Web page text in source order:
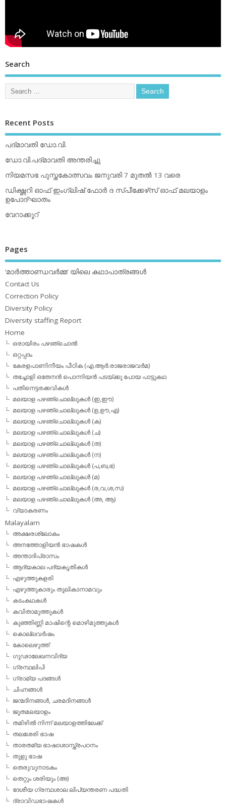
Search
Recent Posts
പദ്മാവതി ഡോ.വി.
ഡോ.വി.പദ്മാവതി അന്തരിച്ചു
നിയമസഭ പുസ്തകോത്സവം ജനുവരി 7 മുതല്‍ 13 വരെ
ഡിക്ഷ്ണറി ഓഫ് ഇംഗ്ലിഷ് ഫോര്‍ ദ സ്പീക്കേഴ്‌സ് ഓഫ് മലയാളം
ഉപോദ്ഘാതം
വേറാക്കൂറ്
Pages
‘മാര്‍ത്താണ്ഡവര്‍മ്മ’ യിലെ കഥാപാത്രങ്ങള്‍
Contact Us
Correction Policy
Diversity Policy
Diversity staffing Report
Home
ഒരായിരം പഴഞ്ചൊല്‍
ഒറ്റപ്പദം
കേരളപാണിനീയം പീഠിക (എ.ആര്‍.രാജരാജവര്‍മ)
തച്ചോളി ഒതേനൻ പൊന്നിയൻ പടയ്‌ക്കു പോയ പാട്ടുകഥ
പതിനെട്ടരക്കവികള്‍
മലയാള പഴഞ്ചൊല്ലുകള്‍ (ഇ,ഈ)
മലയാള പഴഞ്ചൊല്ലുകള്‍ (ഉ,ഊ,എ)
മലയാള പഴഞ്ചൊല്ലുകള്‍ (ക)
മലയാള പഴഞ്ചൊല്ലുകള്‍ (ച)
മലയാള പഴഞ്ചൊല്ലുകള്‍ (ത)
മലയാള പഴഞ്ചൊല്ലുകള്‍ (ന)
മലയാള പഴഞ്ചൊല്ലുകള്‍ (പ,ബ,ഭ)
മലയാള പഴഞ്ചൊല്ലുകള്‍ (മ)
മലയാള പഴഞ്ചൊല്ലുകള്‍ (ര,വ,ശ,സ)
മലയാള പഴഞ്ചൊല്ലുകൾ (അ, ആ)
വ്യാകരണം
Malayalam
അക്ഷരശ്ലോകം
അനത്തോളിയന്‍ ഭാഷകള്‍
അന്താദിപ്രാസം
ആദ്യകാല പദ്യകൃതികള്‍
എഴുത്തുകളരി
എഴുത്തുകാരും തൂലികാനാമവും
കടംകഥകള്‍
കവിതാമുത്തുകള്‍
കുഞ്ഞിണ്ണി മാഷിന്റെ മൊഴിമുത്തുകള്‍
കൊല്ലവര്‍ഷം
കോലെഴുത്ത്
ഗൂഢാലേഖനവിദ്യ
ഗ്രന്ഥലിപി
ഗ്രാമ്യ പദങ്ങള്‍
ചിഹ്നങ്ങള്‍
ജന്മദിനങ്ങള്‍, ചരമദിനങ്ങള്‍
ജൂതമലയാളം
തമിഴില്‍ നിന്ന് മലയാളത്തിലേക്ക്
തലശേരി ഭാഷ
താരതമ്യ ഭാഷാശാസ്ത്രപഠനം
തുളു ഭാഷ
തെരുവുനാടകം
തെറ്റും ശരിയും (അ)
ദേശീയ ഗ്രന്ഥശാല ലിപ്യന്തരണ പദ്ധതി
ദ്രാവിഡഭാഷകള്‍